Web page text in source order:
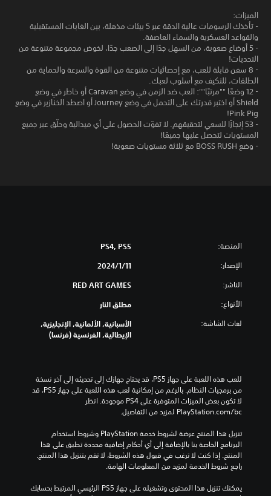
الميزات:
- تأخذك الرسومات عالية الدقة عبر 5 بيئات مذهلة، بين الغابات المستقبلية
والقواعد العسكرية والسماء العاصفة.
- 5 أوضاع صعوبة، من السهل جدًا إلى الصعب جدًا، لخوض مجموعة متنوعة من
التحديات!
- 8 سفن قابلة للعب، مع إحصائيات متنوعة من القوة والسرعة والحماية من
الطلقات، للتكيف مع أسلوب لعبك.
- 12 وضعًا ""مرتبًا"": العب ضد الزمن في وضع Caravan أو خاطر في وضع
Shield أو اختبر قدرتك على التحمل في وضع Journey أو اصطد الخنازير في وضع
Pink Pig!
- 53 إنجازًا للسعي لتحقيقهم. لا تفوّت الحصول على أي ميدالية وحلّق عبر جميع
المستويات لتحصل عليها جميعًا!
- وضع BOSS RUSH مع ثلاثة مستويات صعوبة!
المنصة: PS4, PS5
الإصدار: 11‏/1‏/2024
الناشر: RED ART GAMES
الأنواع: مطلق النار
لغات الشاشة:
الأسبانية, الألمانية, الإنجليزية,
الإيطالية, الفرنسية (فرنسا)
‎PlayStation.com/bc لمزيد من التفاصيل.
راجع شروط الخدمة لمزيد من المعلومات الهامة.